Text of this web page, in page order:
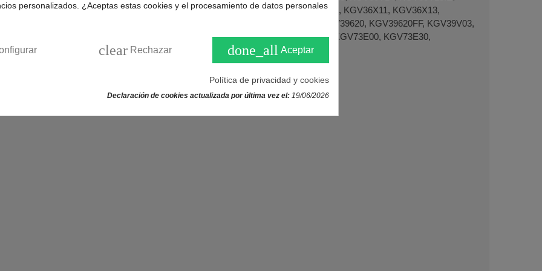
KGV36X00, KGV36X00FF, KGV36X03, KGV36X10, KGV36X10FF, KGV36X10GB, KGV36X11, KGV36X13,
KGV36X18, KGV36X27, KGV36X32, KGV36X47, KGV36Y30, KGV36Y32, KGV39620, KGV39620FF, KGV39V03,
KGV39X03, KGV39X04, KGV39X27, KGV39X28, KGV39X28GB, KGV39Y30, KGV73E00, KGV73E30,
KGV79E27.
personalizados. ¿Aceptas estas cookies y el procesamiento de datos personales
clear Rechazar done_all Aceptar
Política de privacidad y cookies
Declaración de cookies actualizada por última vez el: 19/06/2026